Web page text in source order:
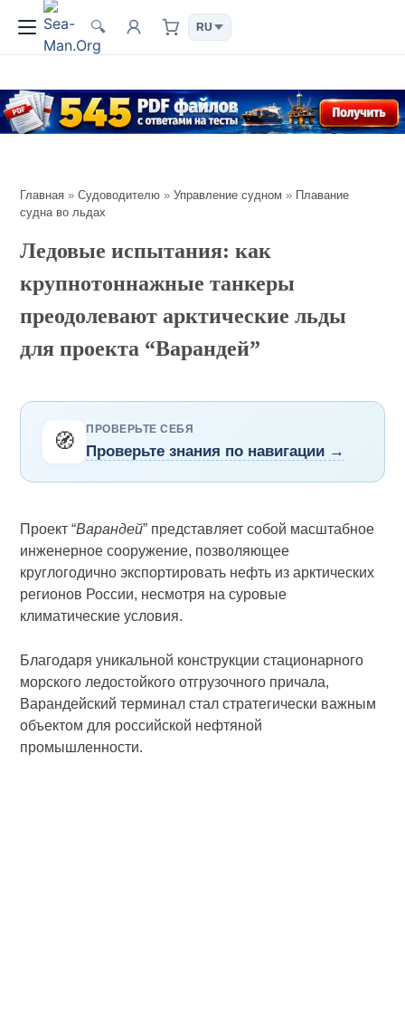
🔍
Главная »Судоводителю »Управление судном » Плавание
судна во льдах
Ледовые испытания: как
крупнотоннажные танкеры
преодолевают арктические льды
для проекта “Варандей”
🧭 ПРОВЕРЬТЕ СЕБЯ
Проверьте знания по навигации →
Проект “Варандей” представляет собой масштабное
инженерное сооружение, позволяющее
круглогодично экспортировать нефть из арктических
регионов России, несмотря на суровые
климатические условия.
Благодаря уникальной конструкции стационарного
морского ледостойкого отгрузочного причала,
Варандейский терминал стал стратегически важным
объектом для российской нефтяной
промышленности.